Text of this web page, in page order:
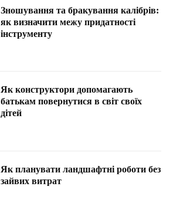
Зношування та бракування калібрів:
як визначити межу придатності
інструменту
Як конструктори допомагають
батькам повернутися в світ своїх
дітей
Як планувати ландшафтні роботи без
зайвих витрат